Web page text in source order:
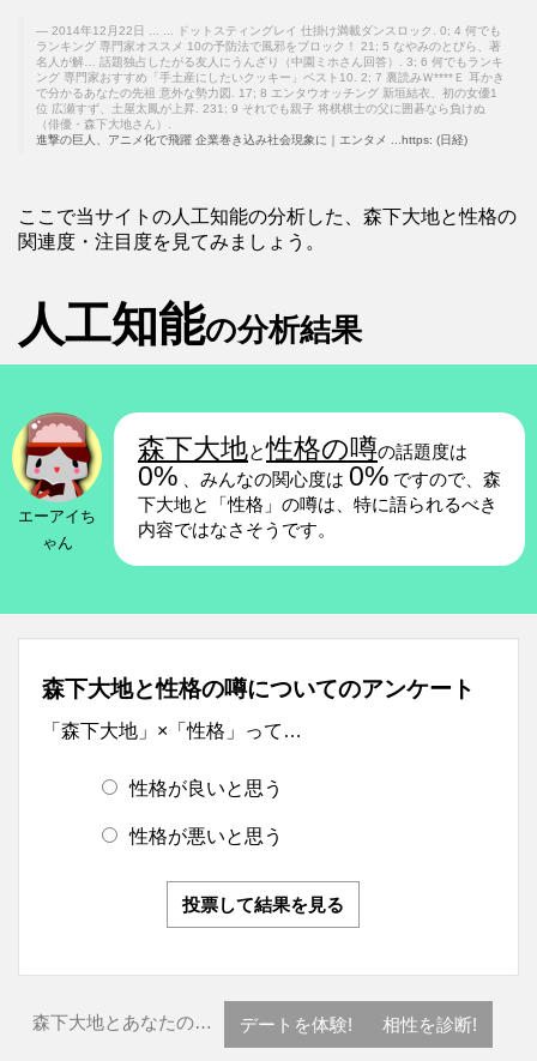
2014年12月22日 ... ... ドットスティングレイ 仕掛け満載ダンスロック. 0; 4 何でも
ランキング 専門家オススメ 10の予防法で風邪をブロック！ 21; 5 なやみのとびら、著
名人が解… 話題独占したがる友人にうんざり（中園ミホさん回答）. 3; 6 何でもランキ
ング 専門家おすすめ「手土産にしたいクッキー」ベスト10. 2; 7 裏読みＷ****Ｅ 耳かき
で分かるあなたの先祖 意外な勢力図. 17; 8 エンタウオッチング 新垣結衣、初の女優1
位 広瀬すず、土屋太鳳が上昇. 231; 9 それでも親子 将棋棋士の父に囲碁なら負けぬ
（俳優・森下大地さん）.
進撃の巨人、アニメ化で飛躍 企業巻き込み社会現象に｜エンタメ ...https: (日経)
ここで当サイトの人工知能の分析した、森下大地と性格の
関連度・注目度を見てみましょう。
人工知能の分析結果
エーアイち
ゃん
森下大地と性格の噂の話題度は
0% 、みんなの関心度は 0% ですので、森
下大地と「性格」の噂は、特に語られるべき
内容ではなさそうです。
森下大地と性格の噂についてのアンケート
「森下大地」×「性格」って…
性格が良いと思う
性格が悪いと思う
投票して結果を見る
森下大地とあなたの… デートを体験! 相性を診断!